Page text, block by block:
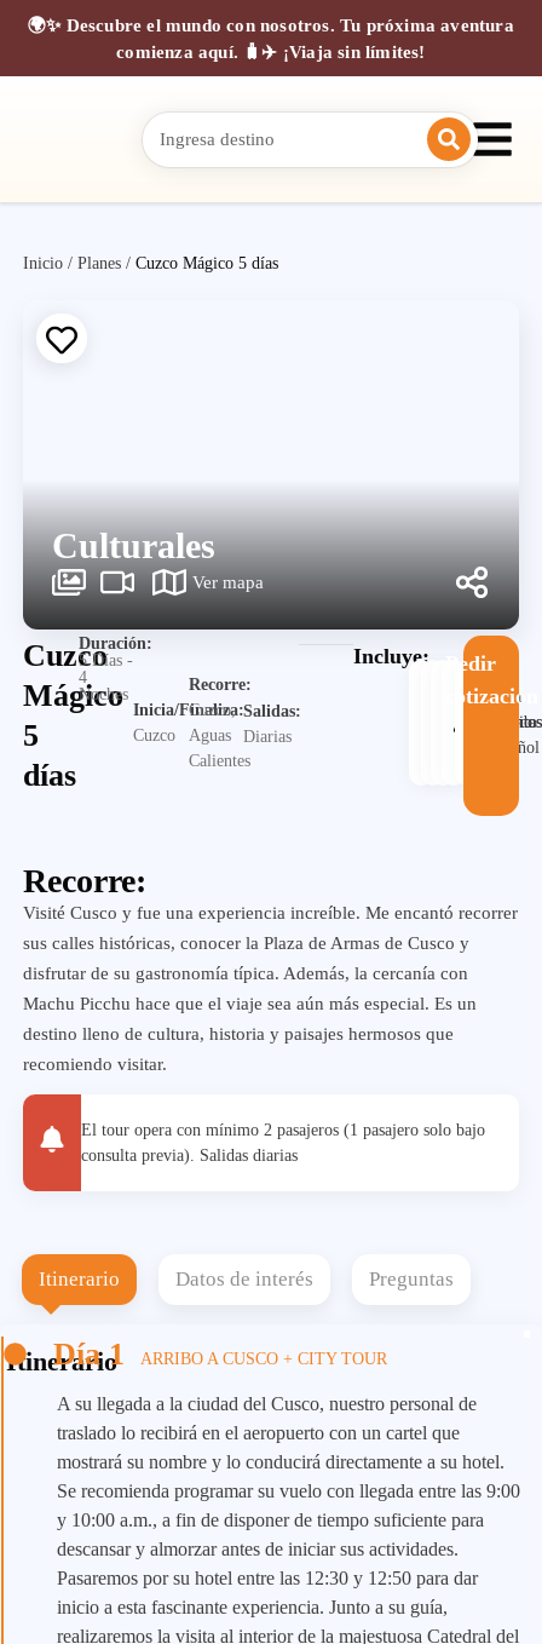
🌍✨ Descubre el mundo con nosotros. Tu próxima aventura
comienza aquí. 🧳✈️ ¡Viaja sin límites!
Inicio /Planes /Cuzco Mágico 5 días
Culturales
Ver mapa
Cuzco
Mágico
5
días
Duración:
5 Días -
4
Noches
Inicia/Finaliza:
Cuzco
Recorre:
Cuzco,
Aguas
Calientes
Salidas:
Diarias
Incluye:
Alojamiento
Desayuno
Traslados
Guia
español
Visitas
Pedir
cotización
Recorre:
Visité Cusco y fue una experiencia increíble. Me encantó recorrer
sus calles históricas, conocer la Plaza de Armas de Cusco y
disfrutar de su gastronomía típica. Además, la cercanía con
Machu Picchu hace que el viaje sea aún más especial. Es un
destino lleno de cultura, historia y paisajes hermosos que
recomiendo visitar.
El tour opera con mínimo 2 pasajeros (1 pasajero solo bajo
consulta previa). Salidas diarias
Itinerario Datos de interés Preguntas
Itinerario
Día 1 ARRIBO A CUSCO + CITY TOUR
A su llegada a la ciudad del Cusco, nuestro personal de
traslado lo recibirá en el aeropuerto con un cartel que
mostrará su nombre y lo conducirá directamente a su hotel.
Se recomienda programar su vuelo con llegada entre las 9:00
y 10:00 a.m., a fin de disponer de tiempo suficiente para
descansar y almorzar antes de iniciar sus actividades.
Pasaremos por su hotel entre las 12:30 y 12:50 para dar
inicio a esta fascinante experiencia. Junto a su guía,
realizaremos la visita al interior de la majestuosa Catedral del